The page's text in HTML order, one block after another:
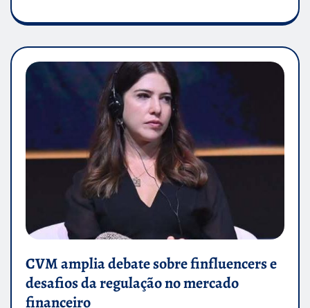
CVM amplia debate sobre finfluencers e
desafios da regulação no mercado
financeiro